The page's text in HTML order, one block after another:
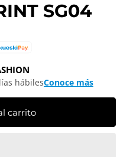
SG04
hábilesConoce más
carrito